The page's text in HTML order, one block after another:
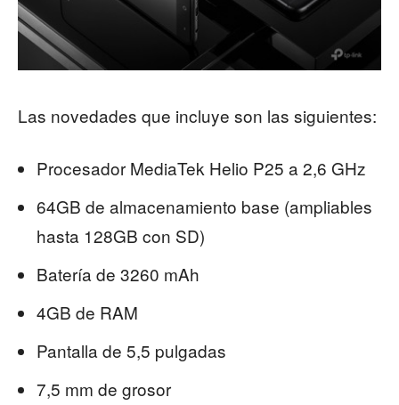
Las novedades que incluye son las siguientes:
Procesador MediaTek Helio P25 a 2,6 GHz
64GB de almacenamiento base (ampliables
hasta 128GB con SD)
Batería de 3260 mAh
4GB de RAM
Pantalla de 5,5 pulgadas
7,5 mm de grosor